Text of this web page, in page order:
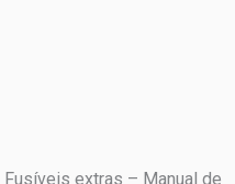
extras – Manual de